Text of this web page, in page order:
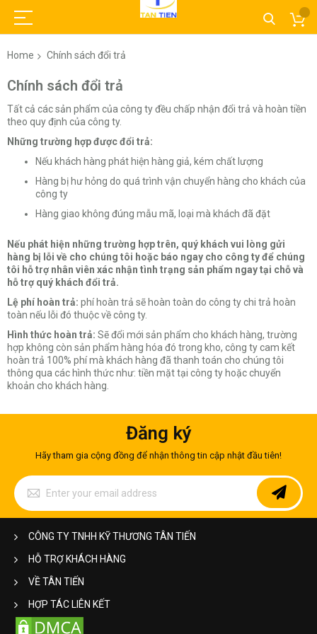
Home Chính sách đổi trả
Chính sách đổi trả
Tất cả các sản phẩm của công ty đều chấp nhận đổi trả và hoàn tiền
theo quy định của công ty.
Những trường hợp được đổi trả:
Nếu khách hàng phát hiện hàng giả, kém chất lượng
Hàng bị hư hỏng do quá trình vận chuyển hàng cho khách của
công ty
Hàng giao không đúng mẫu mã, loại mà khách đã đặt
Nếu phát hiện những trường hợp trên, quý khách vui lòng gửi
hàng bị lỗi về cho chúng tôi hoặc báo ngay cho công ty để chúng
tôi hỗ trợ nhân viên xác nhận tình trạng sản phẩm ngay tại chỗ và
hỗ trợ quý khách đổi trả.
Lệ phí hoàn trả: phí hoàn trả sẽ hoàn toàn do công ty chi trả hoàn
toàn nếu lỗi đó thuộc về công ty.
Hình thức hoàn trả: Sẽ đổi mới sản phẩm cho khách hàng, trường
hợp không còn sản phẩm hàng hóa đó trong kho, công ty cam kết
hoàn trả 100% phí mà khách hàng đã thanh toán cho chúng tôi
thông qua các hình thức như: tiền mặt tại công ty hoặc chuyển
khoản cho khách hàng.
Đăng ký
Hãy tham gia cộng đồng để nhận thông tin cập nhật đầu tiên!
Sign
Up
for
Our
Newsletter:
CÔNG TY TNHH KỸ THƯƠNG TÂN TIẾN
HỖ TRỢ KHÁCH HÀNG
VỀ TÂN TIẾN
HỢP TÁC LIÊN KẾT